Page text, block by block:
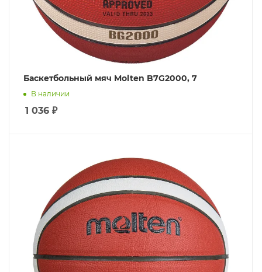
Баскетбольный мяч Molten B7G2000, 7
В наличии
1 036 ₽